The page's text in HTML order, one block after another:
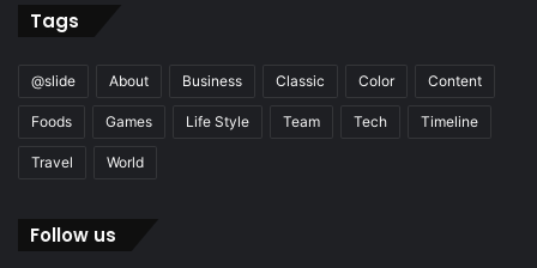
Tags
@slide About Business Classic Color Content
Foods Games Life Style Team Tech Timeline
Travel World
Follow us